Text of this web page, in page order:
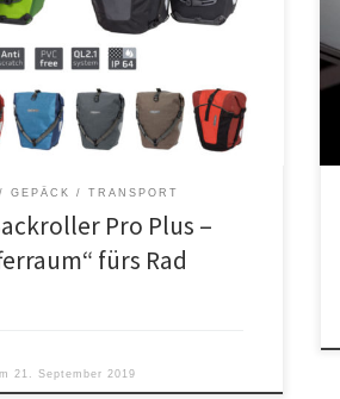
Pro sind klassische Packtaschen
und heben sich durch ihr
GEPÄCK / TRANSPORT
Pro Plus –
fürs Rad
21. September 2019